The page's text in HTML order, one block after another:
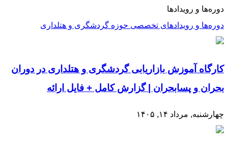
دوره‌ها و رویدادها
دوره‌ها و رویدادهای تخصصی حوزه گردشگری و هتلداری
کارگاه آموزش بازاریابی گردشگری و هتلداری در دوران
بحران و پسابحران | گزارش کامل + فایل ارائه
چهارشنبه, مرداد ۱۴, ۱۴۰۵